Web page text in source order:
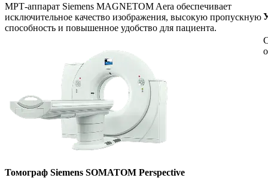
МРТ-аппарат Siemens MAGNETOM Aera обеспечивает
исключительное качество изображения, высокую пропускную
способность и повышенное удобство для пациента.
Томограф Siemens SOMATOM Perspective